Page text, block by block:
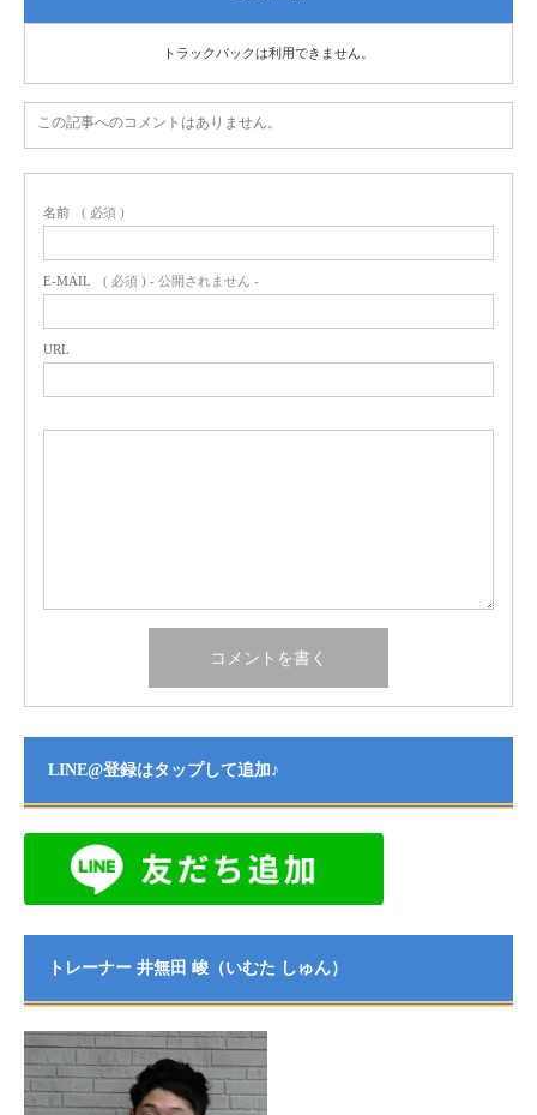
トラックバックは利用できません。
この記事へのコメントはありません。
名前 ( 必須 )
E-MAIL ( 必須 ) - 公開されません -
URL
LINE@登録はタップして追加♪
トレーナー 井無田 峻（いむた しゅん）